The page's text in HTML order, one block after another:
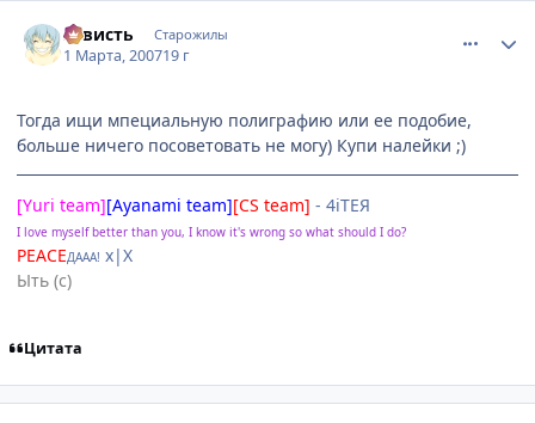
3aвисть Старожилы
1 Марта, 200719 г
Тогда ищи мпециальную полиграфию или ее подобие,
больше ничего посоветовать не могу) Купи налейки ;)
[Yuri team][Ayanami team][CS team] - 4iTEЯ
I love myself better than you, I know it's wrong so what should I do?
PEACEДААА! х|X
Ыть (с)
Цитата